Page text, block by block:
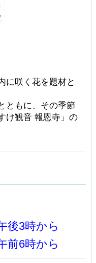
に咲く花を題材と
ともに、その季節
け観音 報恩寺」の
後3時から
前6時から